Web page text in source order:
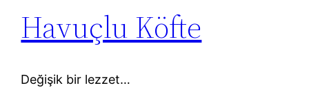
Havuçlu Köfte
Değişik bir lezzet…